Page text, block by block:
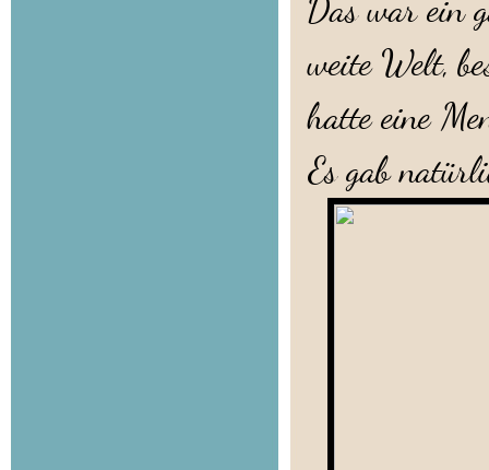
Das war ein
weite Welt,
hatte eine
Es gab